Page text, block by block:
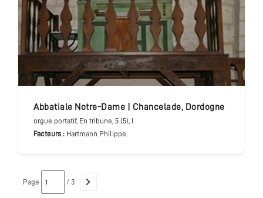
abbatiale Notre-Dame Chancelade, Dordogne
orgue portatif, En tribune, 5 (5), I
Facteurs : Hartmann Philippe
Page / 3